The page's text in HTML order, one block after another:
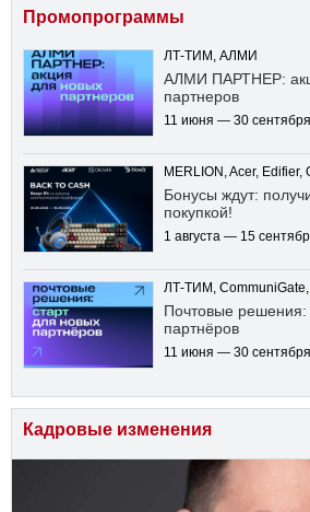
Промопрограммы
ЛТ-ТИМ, АЛМИ
АЛМИ ПАРТНЕР:
партнеров
11 июня — 30 сентября
MERLION, Acer, Edifier,
Бонусы ждут:
покупкой!
1 августа — 15
ЛТ-ТИМ,
Почтовые решения:
партнёров
11 июня — 30 сентября
Кадровые изменения